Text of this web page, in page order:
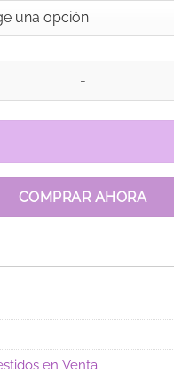
años Esencia Selva
COMPRAR AHORA
en Venta